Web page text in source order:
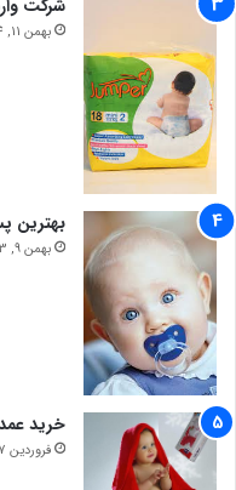
شرکت
بهمن 11, 1394
بهترین
بهمن 9, 1393
خرید
فروردین 27, 1394